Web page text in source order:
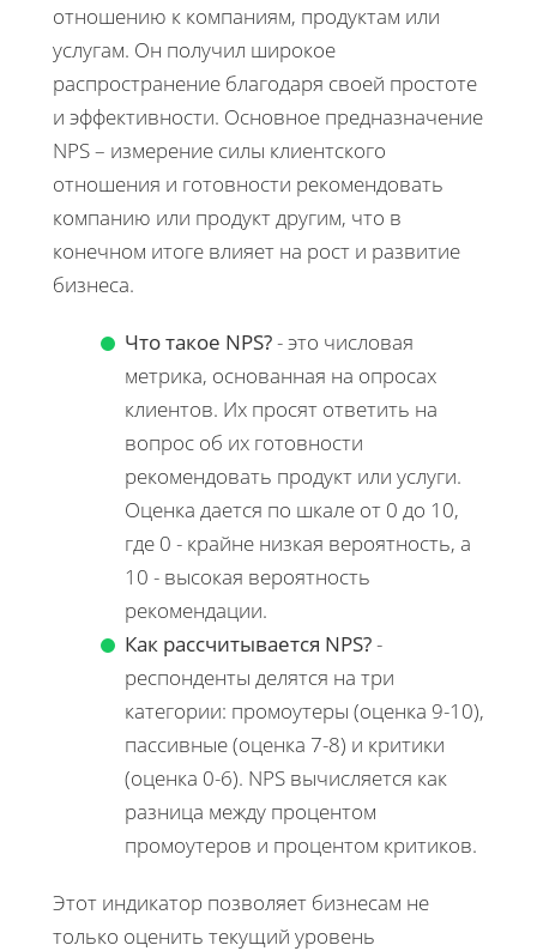
отношению к компаниям, продуктам или
услугам. Он получил широкое
распространение благодаря своей простоте
и эффективности. Основное предназначение
NPS – измерение силы клиентского
отношения и готовности рекомендовать
компанию или продукт другим, что в
конечном итоге влияет на рост и развитие
бизнеса.
Что такое NPS?- это числовая
метрика, основанная на опросах
клиентов. Их просят ответить на
вопрос об их готовности
рекомендовать продукт или услуги.
Оценка дается по шкале от 0 до 10,
где 0 - крайне низкая вероятность, а
10 - высокая вероятность
рекомендации.
Как рассчитывается NPS?-
респонденты делятся на три
категории: промоутеры (оценка 9-10),
пассивные (оценка 7-8) и критики
(оценка 0-6). NPS вычисляется как
разница между процентом
промоутеров и процентом критиков.
Этот индикатор позволяет бизнесам не
только оценить текущий уровень